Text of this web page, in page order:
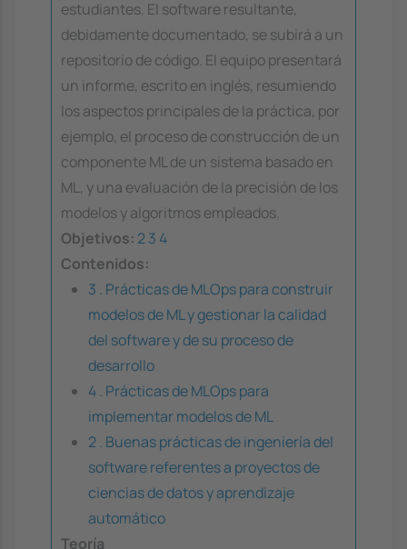
estudiantes. El software resultante,
debidamente documentado, se subirá a un
repositorio de código. El equipo presentará
un informe, escrito en inglés, resumiendo
los aspectos principales de la práctica, por
ejemplo, el proceso de construcción de un
componente ML de un sistema basado en
ML, y una evaluación de la precisión de los
modelos y algoritmos empleados.
Objetivos: 23 4
Contenidos:
3 . Prácticas de MLOps para construir
modelos de ML y gestionar la calidad
del software y de su proceso de
desarrollo
4 . Prácticas de MLOps para
implementar modelos de ML
2 . Buenas prácticas de ingeniería del
software referentes a proyectos de
ciencias de datos y aprendizaje
automático
Teoría